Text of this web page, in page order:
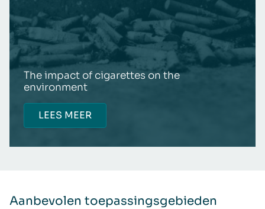
The impact of cigarettes on the
environment
LEES MEER
Aanbevolen toepassingsgebieden